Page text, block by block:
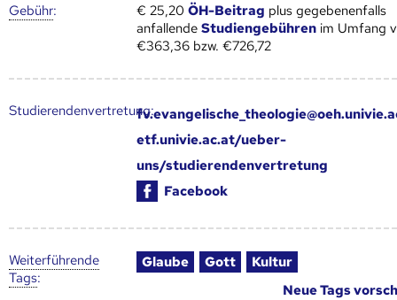
Gebühr: € 25,20ÖH-Beitrag plus gegebenenfalls
anfallendeStudiengebühren im Umfang
€363,36 bzw. €726,72
Studierendenvertretung:
etf.univie.ac.at/ueber-
uns/studierendenvertretung
Facebook
Weiter­führende
Tags:
Glaube Gott
Kultur
Neue Tags